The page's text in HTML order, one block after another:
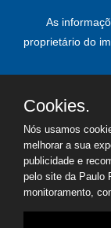
As
proprietário do
©2026
Termos
Cookies.
Nós usamos
melhorar a sua
publicidade e
pelo site da Paulo
monitoramento,